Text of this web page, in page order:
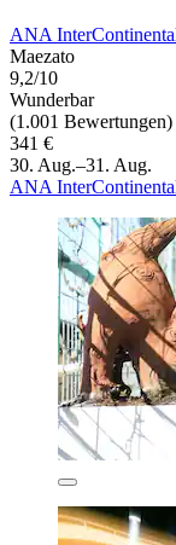
ANA
Maezato
9,2/10
Wunderbar
(1.001 Bewertungen)
341 €
30. Aug.–31. Aug.
ANA